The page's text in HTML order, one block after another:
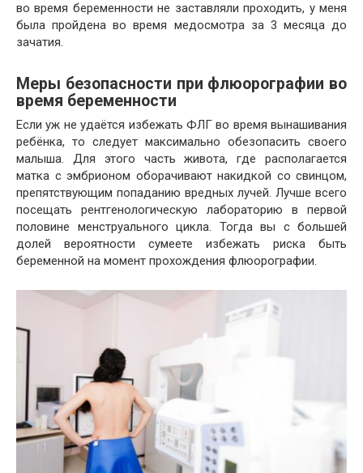
во время беременности не заставляли проходить, у меня
была пройдена во время медосмотра за 3 месяца до
зачатия.
Меры безопасности при флюорографии во
время беременности
Если уж не удаётся избежать ФЛГ во время вынашивания
ребёнка, то следует максимально обезопасить своего
малыша. Для этого часть живота, где располагается
матка с эмбрионом оборачивают накидкой со свинцом,
препятствующим попаданию вредных лучей. Лучше всего
посещать рентгенологическую лабораторию в первой
половине менструального цикла. Тогда вы с большей
долей вероятности сумеете избежать риска быть
беременной на момент прохождения флюорографии.